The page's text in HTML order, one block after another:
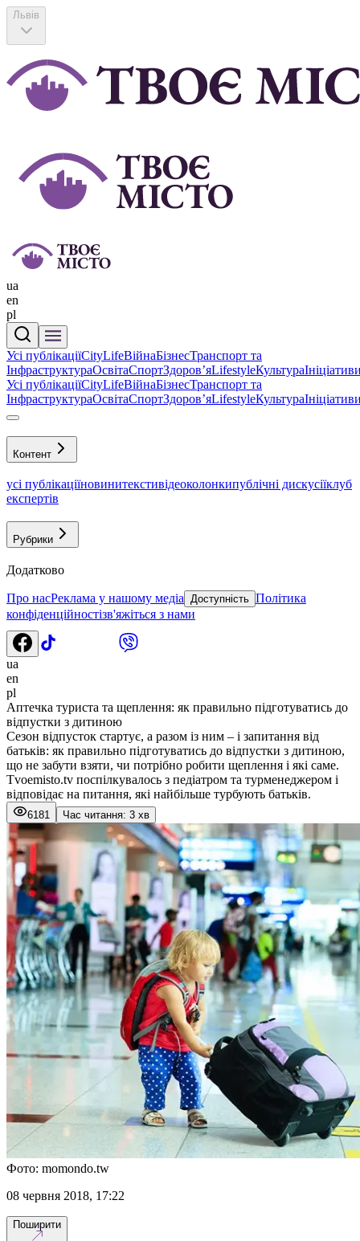
Львів
ua
en
pl
Усі публікаціїCityLifeВійнаБізнесТранспорт та
ІнфраструктураОсвітаСпортЗдоровʼяLifestyleКультура
Усі публікаціїCityLifeВійнаБізнесТранспорт та
ІнфраструктураОсвітаСпортЗдоровʼяLifestyleКультура
Контент
усі публікаціїновинитекстивідеоколонкипублічні дискусіїклуб
експертів
Рубрики
Додатково
Про насРеклама у нашому медіа Доступність Політика
конфіденційностізв'яжіться з нами
ua
en
pl
Аптечка туриста та щеплення: як правильно підготуватись до
відпустки з дитиною
Сезон відпусток стартує, а разом із ним – і запитання від
батьків: як правильно підготуватись до відпустки з дитиною,
що не забути взяти, чи потрібно робити щеплення і які саме.
Tvoemisto.tv поспілкувалось з педіатром та турменеджером і
відповідає на питання, які найбільше турбують батьків.
6181 Час читання: 3 хв
Фото: momondo.tw
08 червня 2018, 17:22
Поширити